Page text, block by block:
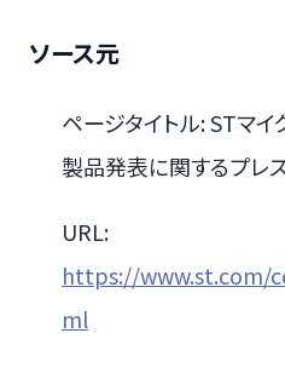
ソース元
ページタイトル: STマイ
製品発表に関するプレ
URL:
https://www.st.com/
ml